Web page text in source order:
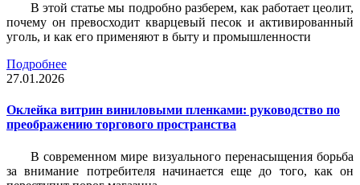
В этой статье мы подробно разберем, как работает цеолит,
почему он превосходит кварцевый песок и активированный
уголь, и как его применяют в быту и промышленности
Подробнее
27.01.2026
Оклейка витрин виниловыми пленками: руководство по
преображению торгового пространства
В современном мире визуального перенасыщения борьба
за внимание потребителя начинается еще до того, как он